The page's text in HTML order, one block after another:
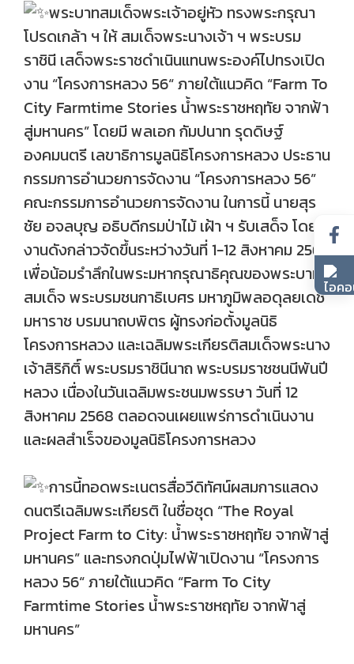
พระบาทสมเด็จพระเจ้าอยู่หัว ทรงพระกรุณา
โปรดเกล้า ฯ ให้ สมเด็จพระนางเจ้า ฯ พระบรม
ราชินี เสด็จพระราชดำเนินแทนพระองค์ไปทรงเปิด
งาน “โครงการหลวง 56“ ภายใต้แนวคิด “Farm To
City Farmtime Stories น้ำพระราชหฤทัย จากฟ้า
สู่มหานคร” โดยมี พลเอก กัมปนาท รุดดิษฐ์
องคมนตรี เลขาธิการมูลนิธิโครงการหลวง ประธาน
กรรมการอำนวยการจัดงาน “โครงการหลวง 56”
คณะกรรมการอำนวยการจัดงาน ในการนี้ นายสุร
ชัย อจลบุญ อธิบดีกรมป่าไม้ เฝ้า ฯ รับเสด็จ โดย
งานดังกล่าวจัดขึ้นระหว่างวันที่ 1-12 สิงหาคม 2568
เพื่อน้อมรำลึกในพระมหากรุณาธิคุณของพระบาท
สมเด็จ พระบรมชนกาธิเบศร มหาภูมิพลอดุลยเดช
มหาราช บรมนาถบพิตร ผู้ทรงก่อตั้งมูลนิธิ
โครงการหลวง และเฉลิมพระเกียรติสมเด็จพระนาง
เจ้าสิริกิติ์ พระบรมราชินีนาถ พระบรมราชชนนีพันปี
หลวง เนื่องในวันเฉลิมพระชนมพรรษา วันที่ 12
สิงหาคม 2568 ตลอดจนเผยแพร่การดำเนินงาน
และผลสำเร็จของมูลนิธิโครงการหลวง
การนี้ทอดพระเนตรสื่อวีดิทัศน์ผสมการแสดง
ดนตรีเฉลิมพระเกียรติ ในชื่อชุด “The Royal
Project Farm to City: น้ำพระราชหฤทัย จากฟ้าสู่
มหานคร” และทรงกดปุ่มไฟฟ้าเปิดงาน “โครงการ
หลวง 56“ ภายใต้แนวคิด “Farm To City
Farmtime Stories น้ำพระราชหฤทัย จากฟ้าสู่
มหานคร”